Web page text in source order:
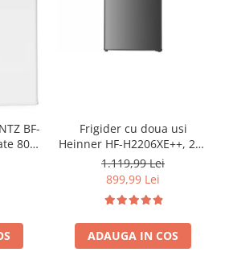
BF-
80L,
Frigider cu doua usi
Heinner HF-H2206XE++, 206
l, Clasa E, lumina LED, 3
rafturi de sticla, H 143 cm,
Inox
1.119,99 Lei
899,99 Lei
ADAUGA IN COS